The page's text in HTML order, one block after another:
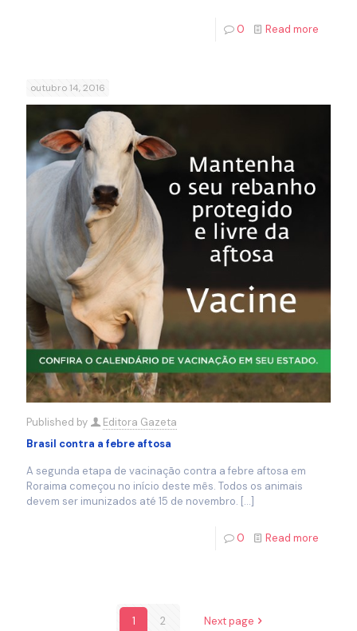
0 Read more
outubro 14, 2016
Published by
Editora Gazeta
Brasil contra a febre aftosa
A segunda etapa de vacinação contra a febre aftosa em
Roraima começou no início deste mês. Todos os animais
devem ser imunizados até 15 de novembro. […]
0 Read more
1 2 Next page